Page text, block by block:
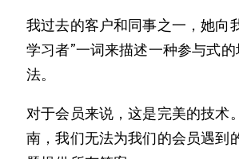
我过去的客户和同事之一，她向
学习者”一词来描述一种参与式
法。
对于会员来说，这是完美的技术
南，我们无法为我们的会员遇到